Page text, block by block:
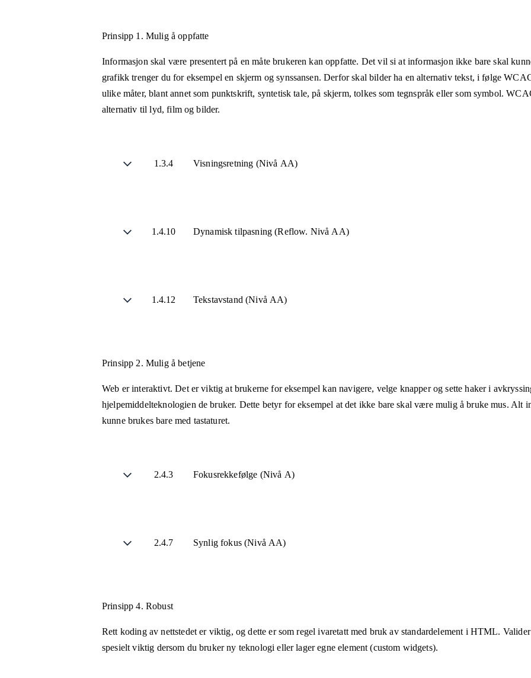
Prinsipp 1. Mulig å oppfatte
Informasjon skal være presentert på en måte brukeren kan oppfatte. Det vil si at informasjon ikke bare skal
grafikk trenger du for eksempel en skjerm og synssansen. Derfor skal bilder ha en alternativ tekst, i følge
ulike måter, blant annet som punktskrift, syntetisk tale, på skjerm, tolkes som tegnspråk eller som symbol.
alternativ til lyd, film og bilder.
1.3.4 Visningsretning (Nivå AA)
1.4.10 Dynamisk tilpasning (Reflow. Nivå AA)
1.4.12 Tekstavstand (Nivå AA)
Prinsipp 2. Mulig å betjene
Web er interaktivt. Det er viktig at brukerne for eksempel kan navigere, velge knapper og sette haker i
hjelpemiddelteknologien de bruker. Dette betyr for eksempel at det ikke bare skal være mulig å bruke mus. Alt
kunne brukes bare med tastaturet.
2.4.3 Fokusrekkefølge (Nivå A)
2.4.7 Synlig fokus (Nivå AA)
Prinsipp 4. Robust
Rett koding av nettstedet er viktig, og dette er som regel ivaretatt med bruk av standardelement i HTML.
spesielt viktig dersom du bruker ny teknologi eller lager egne element (custom widgets).